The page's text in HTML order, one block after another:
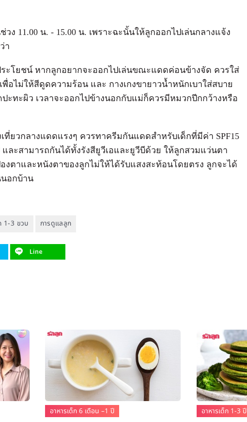
ง 11.00 น. - 15.00 น. เพราะฉะนั้นให้ลูกออกไปเล่นกลางแจ้ง
า
ะโยชน์ หากลูกอยากจะออกไปเล่นขณะแดดค่อนข้างจัด ควรใส่
อไม่ให้สีดูดความร้อน และ กางเกงขายาวน้ำหนักเบาใส่สบาย
ะทะผิว เวลาจะออกไปข้างนอกกับแม่ก็ควรมีหมวกปีกกว้างหรือ
ที่ยวกลางแดดแรงๆ ควรทาครีมกันแดดสำหรับเด็กที่มีค่า SPF15
และสามารถกันได้ทั้งรังสียูวีเอและยูวีบีด้วย ให้ลูกสวมแว่นตา
งตาและหนังตาของลูกไม่ให้ได้รับแสงสะท้อนโดยตรง ลูกจะได้
นอกบ้าน
1-3 ขวบ การดูแลลูก
Line
อาหารเด็ก 6 เดือน –1 ปี อาหารเด็ก 1-3 ปี